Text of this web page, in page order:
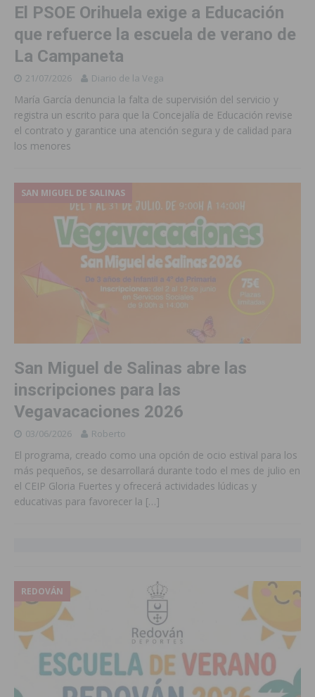
El PSOE Orihuela exige a Educación
que refuerce la escuela de verano de
La Campaneta
21/07/2026 Diario de la Vega
María García denuncia la falta de supervisión del servicio y
registra un escrito para que la Concejalía de Educación revise
el contrato y garantice una atención segura y de calidad para
los menores
SAN MIGUEL DE SALINAS
San Miguel de Salinas abre las
inscripciones para las
Vegavacaciones 2026
03/06/2026 Roberto
El programa, creado como una opción de ocio estival para los
más pequeños, se desarrollará durante todo el mes de julio en
el CEIP Gloria Fuertes y ofrecerá actividades lúdicas y
educativas para favorecer la […]
REDOVÁN